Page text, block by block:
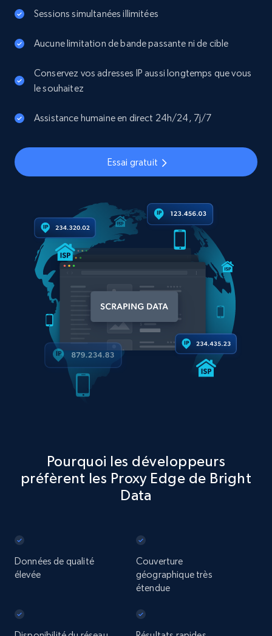
Sessions simultanées illimitées
Aucune limitation de bande passante ni de cible
Conservez vos adresses IP aussi longtemps que vous
le souhaitez
Assistance humaine en direct 24h/24, 7j/7
Essai gratuit
Pourquoi les développeurs
préfèrent les Proxy Edge de Bright
Data
Données de qualité
élevée
Couverture
géographique très
étendue